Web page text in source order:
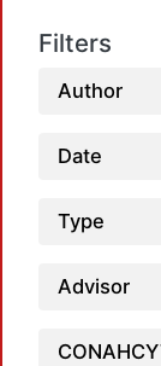
Filters
Author
Date
Type
Advisor